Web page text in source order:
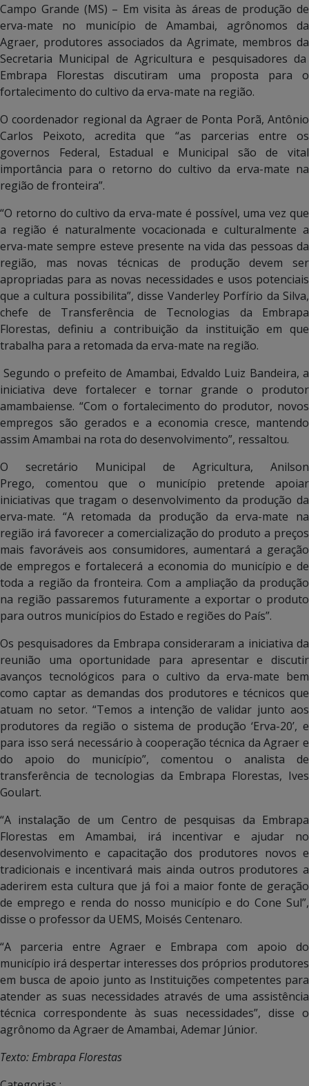
Campo Grande (MS) – Em visita às áreas de produção de
erva-mate no município de Amambai, agrônomos da
Agraer, produtores associados da Agrimate, membros da
Secretaria Municipal de Agricultura e pesquisadores da
Embrapa Florestas discutiram uma proposta para o
fortalecimento do cultivo da erva-mate na região.
O coordenador regional da Agraer de Ponta Porã, Antônio
Carlos Peixoto, acredita que “as parcerias entre os
governos Federal, Estadual e Municipal são de vital
importância para o retorno do cultivo da erva-mate na
região de fronteira”.
“O retorno do cultivo da erva-mate é possível, uma vez que
a região é naturalmente vocacionada e culturalmente a
erva-mate sempre esteve presente na vida das pessoas da
região, mas novas técnicas de produção devem ser
apropriadas para as novas necessidades e usos potenciais
que a cultura possibilita”, disse Vanderley Porfírio da Silva,
chefe de Transferência de Tecnologias da Embrapa
Florestas, definiu a contribuição da instituição em que
trabalha para a retomada da erva-mate na região.
Segundo o prefeito de Amambai, Edvaldo Luiz Bandeira, a
iniciativa deve fortalecer e tornar grande o produtor
amambaiense. “Com o fortalecimento do produtor, novos
empregos são gerados e a economia cresce, mantendo
assim Amambai na rota do desenvolvimento”, ressaltou.
O secretário Municipal de Agricultura, Anilson
Prego, comentou que o município pretende apoiar
iniciativas que tragam o desenvolvimento da produção da
erva-mate. “A retomada da produção da erva-mate na
região irá favorecer a comercialização do produto a preços
mais favoráveis aos consumidores, aumentará a geração
de empregos e fortalecerá a economia do município e de
toda a região da fronteira. Com a ampliação da produção
na região passaremos futuramente a exportar o produto
para outros municípios do Estado e regiões do País”.
Os pesquisadores da Embrapa consideraram a iniciativa da
reunião uma oportunidade para apresentar e discutir
avanços tecnológicos para o cultivo da erva-mate bem
como captar as demandas dos produtores e técnicos que
atuam no setor. “Temos a intenção de validar junto aos
produtores da região o sistema de produção ‘Erva-20’, e
para isso será necessário à cooperação técnica da Agraer e
do apoio do município”, comentou o analista de
transferência de tecnologias da Embrapa Florestas, Ives
Goulart.
“A instalação de um Centro de pesquisas da Embrapa
Florestas em Amambai, irá incentivar e ajudar no
desenvolvimento e capacitação dos produtores novos e
tradicionais e incentivará mais ainda outros produtores a
aderirem esta cultura que já foi a maior fonte de geração
de emprego e renda do nosso município e do Cone Sul”,
disse o professor da UEMS, Moisés Centenaro.
“A parceria entre Agraer e Embrapa com apoio do
município irá despertar interesses dos próprios produtores
em busca de apoio junto as Instituições competentes para
atender as suas necessidades através de uma assistência
técnica correspondente às suas necessidades”, disse o
agrônomo da Agraer de Amambai, Ademar Júnior.
Texto: Embrapa Florestas